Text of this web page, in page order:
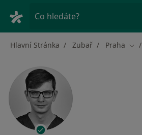
Co hledáte?
Hlavní Stránka Zubař Praha